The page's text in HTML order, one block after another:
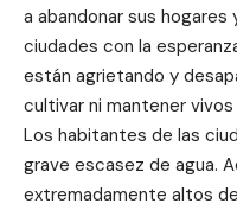
a abandonar sus hogares
ciudades con la
están agrietando y
cultivar ni mantener vivos
Los habitantes de las
grave escasez de agua.
extremadamente altos